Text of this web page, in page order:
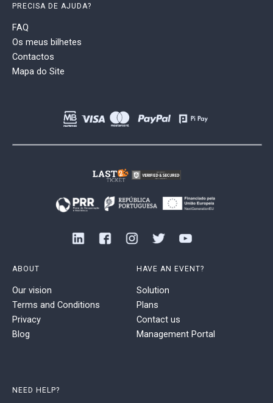
PRECISA DE AJUDA?
FAQ
Os meus bilhetes
Contactos
Mapa do Site
ABOUT
Our vision
Terms and Conditions
Privacy
Blog
HAVE AN EVENT?
Solution
Plans
Contact us
Management Portal
NEED HELP?